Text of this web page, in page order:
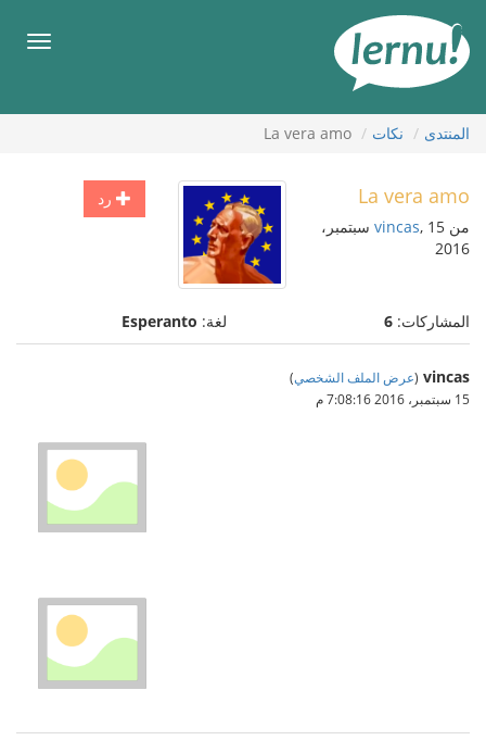
المحتويات
قائمة
المنتدى نكات La vera amo
رد La vera amo
من vincas , 15 سبتمبر،
2016
المشاركات: 6 لغة: Esperanto
vincas
(عرض الملف الشخصي)
15 سبتمبر، 2016 7:08:16 م